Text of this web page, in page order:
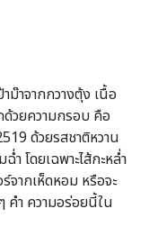
าจากกวางตุ้ง เนื้อ
วยความกรอบ คือ
ด้วยรสชาติหวาน
โดยเฉพาะไส้กะหล่ำ
จากเห็ดหอม หรือจะ
คำ ความอร่อยนี้ใน